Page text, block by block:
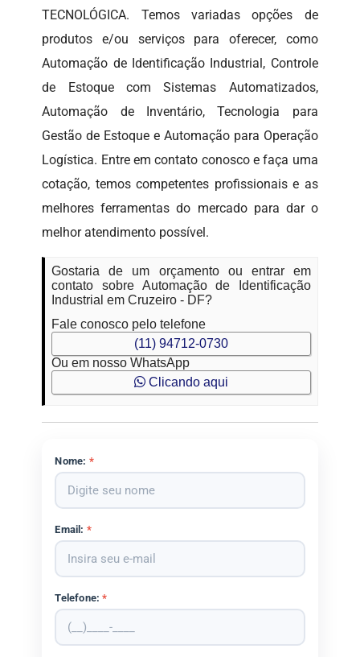
TECNOLÓGICA. Temos variadas opções de
produtos e/ou serviços para oferecer, como
Automação de Identificação Industrial, Controle
de Estoque com Sistemas Automatizados,
Automação de Inventário, Tecnologia para
Gestão de Estoque e Automação para Operação
Logística. Entre em contato conosco e faça uma
cotação, temos competentes profissionais e as
melhores ferramentas do mercado para dar o
melhor atendimento possível.
Gostaria de um orçamento ou entrar em
contato sobre Automação de Identificação
Industrial em Cruzeiro - DF?
Fale conosco pelo telefone
(11) 94712-0730
Ou em nosso WhatsApp
Clicando aqui
Nome: *
Email: *
Telefone:*